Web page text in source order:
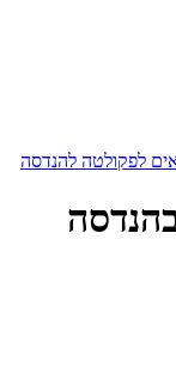
לפקולטה להנדסה